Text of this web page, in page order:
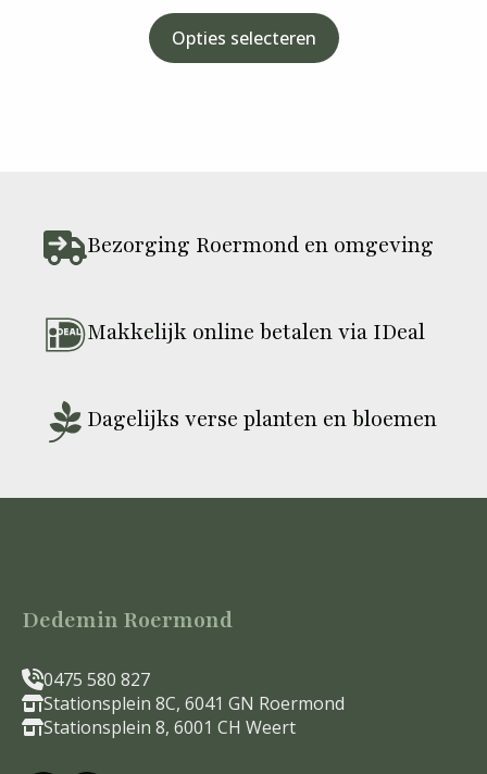
gekozen
worden
op
Opties selecteren
Dit
product
heeft
worden
op
Bezorging Roermond en omgeving
Makkelijk online betalen via IDeal
Dagelijks verse planten en bloemen
Dedemin Roermond
0475 580 827
Stationsplein 8C, 6041 GN Roermond
Stationsplein 8, 6001 CH Weert